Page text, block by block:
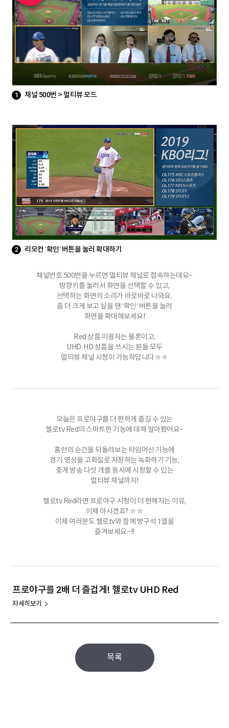
1 채널 500번 > 멀티뷰 모드
2 리모컨 ‘확인‘ 버튼을 눌러 확대하기
채널번호 500번을 누르면 멀티뷰 채널로 접속하는데요~
방향키를 눌러서 화면을 선택할 수 있고,
선택하는 화면의 소리가 바로바로 나와요.
좀 더 크게 보고 싶을 땐 ‘확인’ 버튼을 눌러
화면을 확대해보세요!
Red 상품 이용자는 물론이고,
UHD·HD 상품을 쓰시는 분들 모두
멀티뷰 채널 시청이 가능하답니다ㅎㅎ
오늘은 프로야구를 더 편하게 즐길 수 있는
헬로tv Red의 스마트한 기능에 대해 알아봤어요~
홈런의 순간을 되돌려보는 타임머신 기능에
경기 영상을 고화질로 저장하는 녹화하기 기능,
중계 방송 다섯 개를 동시에 시청할 수 있는
멀티뷰 채널까지!
헬로tv Red라면 프로야구 시청이 더 편해지는 이유,
이제 아시겠죠? ㅎㅎ
이제 여러분도 헬로tv와 함께 방구석 1열을
즐겨보세요~!!
프로야구를 2배 더 즐겁게! 헬로tv UHD Red
자세히보기
목록